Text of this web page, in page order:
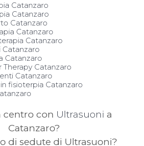
Catanzaro
Catanzaro
Catanzaro
Catanzaro
Catanzaro
Catanzaro
Catanzaro
Therapy Catanzaro
Catanzaro
fisioterpia Catanzaro
centro con Ultrasuoni a
Catanzaro?
di sedute di Ultrasuoni?